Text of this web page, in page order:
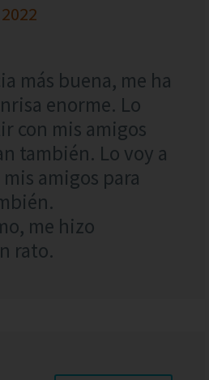
más buena, me ha
enorme. Lo
con mis amigos
también. Lo voy a
amigos para
me hizo
rato.